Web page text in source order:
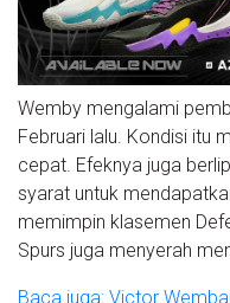
Wemby mengalami
Februari lalu. Kondisi itu
cepat. Efeknya juga
syarat untuk
memimpin klasemen
Spurs juga menyerah
Baca juga: Victor